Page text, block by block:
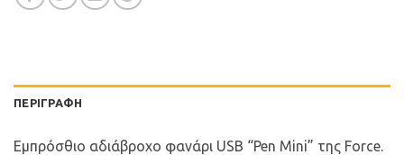
ΠΕΡΙΓΡΑΦΉ
Εμπρόσθιο αδιάβροχο φανάρι USB “Pen Mini” της Force.